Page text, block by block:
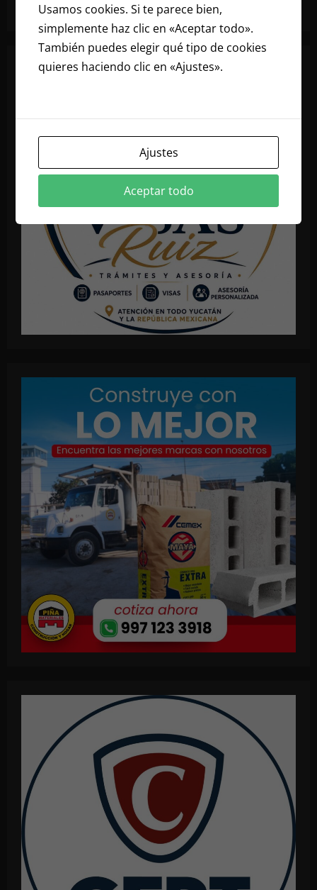
Usamos cookies. Si te parece bien,
simplemente haz clic en «Aceptar todo».
También puedes elegir qué tipo de cookies
quieres haciendo clic en «Ajustes».
Ajustes
Aceptar todo